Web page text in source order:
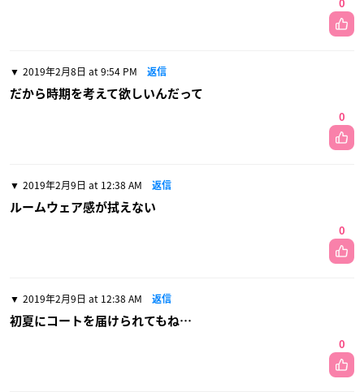
0
2019年2月8日 at 9:54 PM 返信
だから時期を考えて欲しいんだって
0
2019年2月9日 at 12:38 AM 返信
ルームウェア感が拭えない
0
2019年2月9日 at 12:38 AM 返信
初夏にコートを届けられてもね…
0